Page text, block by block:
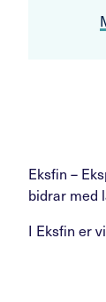
Eksfin –
bidrar med
I Eksfin er